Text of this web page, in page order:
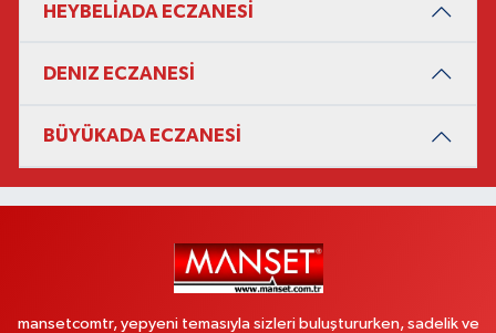
HEYBELİADA ECZANESİ
DENIZ ECZANESİ
BÜYÜKADA ECZANESİ
mansetcomtr, yepyeni temasıyla sizleri buluştururken, sadelik ve